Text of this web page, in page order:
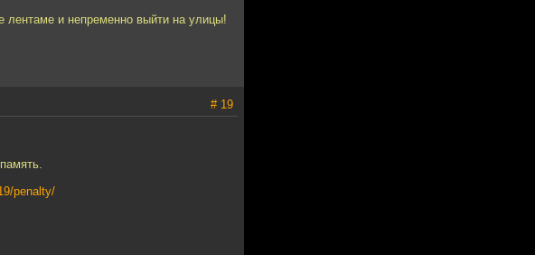
лентаме и непременно выйти на улицы!
# 19
penalty/